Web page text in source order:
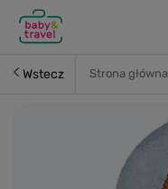
Wstecz Strona główna